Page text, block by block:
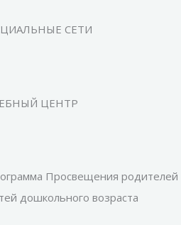
СЕТИ
ЦЕНТР
Просвещения родителей
дошкольного возраста